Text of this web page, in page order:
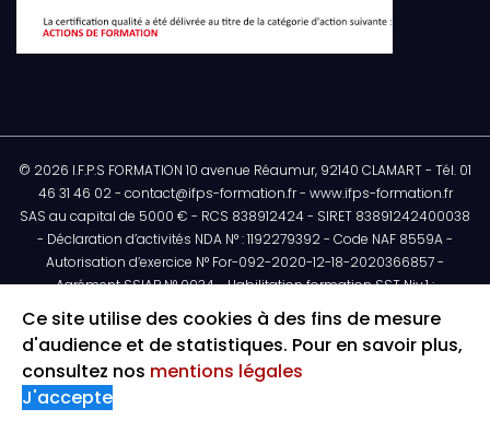
© 2026 I.F.P.S FORMATION 10 avenue Réaumur, 92140 CLAMART - Tél. 01
46 31 46 02 - contact@ifps-formation.fr - www.ifps-formation.fr
SAS au capital de 5000 € - RCS 838912424 - SIRET 83891242400038
- Déclaration d’activités NDA N° : 1192279392 - Code NAF 8559A -
Autorisation d’exercice N° For-092-2020-12-18-2020366857 -
Agrément SSIAP N° 0034 - Habilitation formation SST Niv.1 :
H32095/2018/SST-1/02/12 - Habilitation de formateur Niv.2 N° :
1494253/2021/SST-02/02/12 - Art. L612-14 : L’autorisation
administrative préalable ne confère aucun caractère officiel à
l’entreprise ou aux personnes qui en bénéficient. Elle n’engage en
aucune manière la responsabilité des pouvoirs publics.
Ce site utilise des cookies à des fins de mesure
d'audience et de statistiques. Pour en savoir plus,
consultez nos mentions légales
J'accepte